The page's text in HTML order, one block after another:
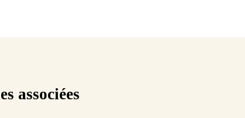
associées